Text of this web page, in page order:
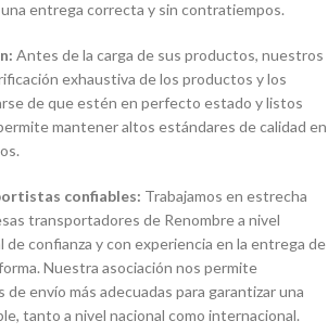
entrega correcta y sin contratiempos.
Antes de la carga de sus productos, nuestros
exhaustiva de los productos y los
de que estén en perfecto estado y listos
mantener altos estándares de calidad en
confiables: Trabajamos en estrecha
transportadores de Renombre a nivel
de confianza y con experiencia en la entrega de
Nuestra asociación nos permite
de envío más adecuadas para garantizar una
tanto a nivel nacional como internacional.